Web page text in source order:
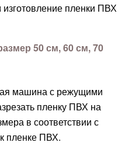
пленки ПВХ
50 см, 60 см, 70
машина с режущими
пленку ПВХ на
в соответствии с
пленке ПВХ.